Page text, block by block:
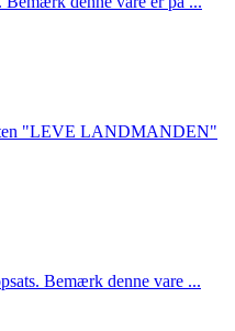
"LEVE LANDMANDEN"
Bemærk denne vare ...